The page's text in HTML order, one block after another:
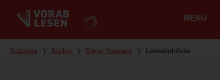
MENÜ
Du bist hier
Startseite ❭ Bücher ❭ Digger Hamburg ❭ Leseeindrücke